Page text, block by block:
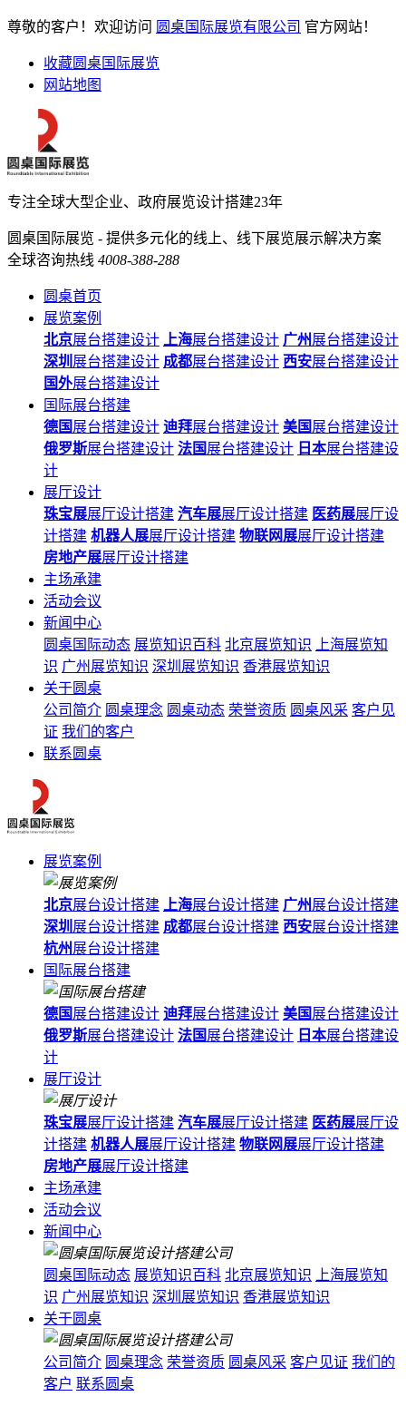
尊敬的客户！欢迎访问 圆桌国际展览有限公司 官方网站！
收藏圆桌国际展览
网站地图
专注全球大型企业、政府展览设计搭建23年
圆桌国际展览 - 提供多元化的线上、线下展览展示解决方案
全球咨询热线 4008-388-288
圆桌首页
展览案例
北京展台搭建设计 上海展台搭建设计 广州展台搭建设计
深圳 展台搭建设计 成都展台搭建设计 西安展台搭建设计
国外展台搭建设计
国际展台搭建
德国 展台搭建设计 迪拜展台搭建设计 美国 展台搭建设计
俄罗斯展台搭建设计 法国 展台搭建设计 日本展台搭建设
计
展厅设计
珠宝展展厅设计搭建 汽车展展厅设计搭建 医药展展厅设
计搭建 机器人展展厅设计搭建 物联网展展厅设计搭建
房地产展展厅设计搭建
主场承建
活动会议
新闻中心
圆桌国际动态 展览知识百科 北京展览知识
上海展览知
识 广州展览知识 深圳展览知识 香港展览知识
关于圆桌
公司简介 圆桌理念 圆桌动态 荣誉资质 圆桌风采 客户见
证 我们的客户
联系圆桌
展览案例
北京展台设计搭建 上海展台设计搭建 广州展台设计搭建
深圳 展台设计搭建 成都展台设计搭建 西安展台设计搭建
杭州展台设计搭建
国际展台搭建
德国 展台搭建设计 迪拜展台搭建设计 美国 展台搭建设计
俄罗斯展台搭建设计 法国 展台搭建设计 日本展台搭建设
计
展厅设计
珠宝展展厅设计搭建 汽车展展厅设计搭建 医药展展厅设
计搭建 机器人展展厅设计搭建 物联网展展厅设计搭建
房地产展展厅设计搭建
主场承建
活动会议
新闻中心
圆桌国际动态 展览知识百科 北京展览知识
上海展览知
识 广州展览知识 深圳展览知识 香港展览知识
关于圆桌
公司简介 圆桌理念 荣誉资质 圆桌风采 客户见证 我们的
客户 联系圆桌